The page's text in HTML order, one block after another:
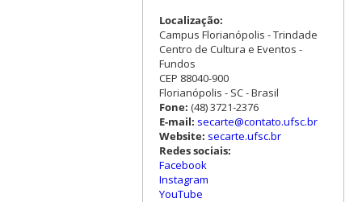
Localização:
Campus Florianópolis - Trindade
Centro de Cultura e Eventos -
Fundos
CEP 88040-900
Florianópolis - SC - Brasil
Fone: (48) 3721-2376
E-mail: secarte@contato.ufsc.br
Website: secarte.ufsc.br
Redes sociais:
Facebook
Instagram
YouTube